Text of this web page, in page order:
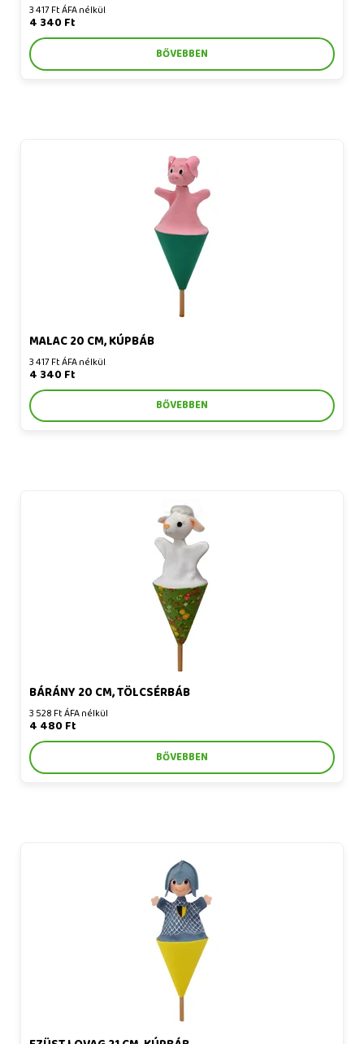
3 417 Ft ÁFA nélkül
4 340 Ft
BŐVEBBEN
MALAC 20 CM, KÚPBÁB
3 417 Ft ÁFA nélkül
4 340 Ft
BŐVEBBEN
BÁRÁNY 20 CM, TÖLCSÉRBÁB
3 528 Ft ÁFA nélkül
4 480 Ft
BŐVEBBEN